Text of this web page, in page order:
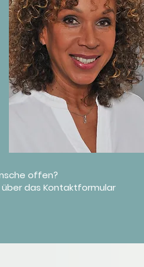
offen?
das Kontaktformular